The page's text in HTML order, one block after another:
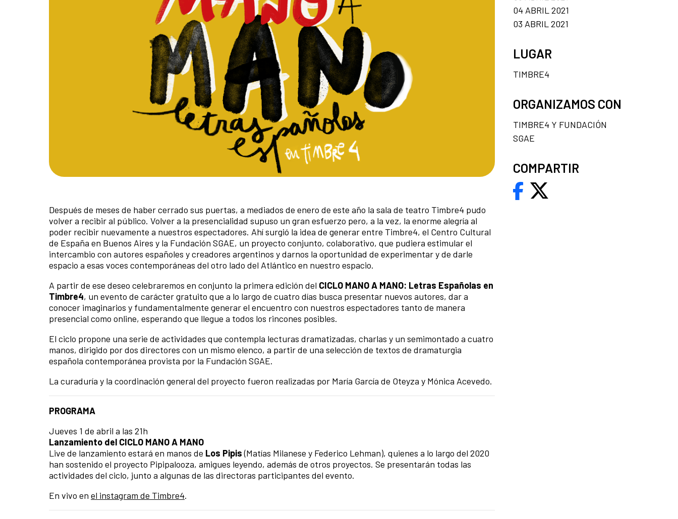
Después de meses de haber cerrado sus puertas, a mediados de enero de este año la sala de teatro Timbre4 pudo
volver a recibir al público. Volver a la presencialidad supuso un gran esfuerzo pero, a la vez, la enorme alegría al
poder recibir nuevamente a nuestros espectadores. Ahí surgió la idea de generar entre Timbre4, el Centro Cultural
de España en Buenos Aires y la Fundación SGAE, un proyecto conjunto, colaborativo, que pudiera estimular el
intercambio con autores españoles y creadores argentinos y darnos la oportunidad de experimentar y de darle
espacio a esas voces contemporáneas del otro lado del Atlántico en nuestro espacio.
A partir de ese deseo celebraremos en conjunto la primera edición del CICLO MANO A MANO: Letras Españolas en
Timbre4, un evento de carácter gratuito que a lo largo de cuatro días busca presentar nuevos autores, dar a
conocer imaginarios y fundamentalmente generar el encuentro con nuestros espectadores tanto de manera
presencial como online, esperando que llegue a todos los rincones posibles.
El ciclo propone una serie de actividades que contempla lecturas dramatizadas, charlas y un semimontado a cuatro
manos, dirigido por dos directores con un mismo elenco, a partir de una selección de textos de dramaturgia
española contemporánea provista por la Fundación SGAE.
La curaduría y la coordinación general del proyecto fueron realizadas por María García de Oteyza y Mónica Acevedo.
PROGRAMA
Jueves 1 de abril a las 21h
Lanzamiento del CICLO MANO A MANO
Live de lanzamiento estará en manos de Los Pipis(Matías Milanese y Federico Lehman), quienes a lo largo del 2020
han sostenido el proyecto Pipipalooza, amigues leyendo, además de otros proyectos. Se presentarán todas las
actividades del ciclo, junto a algunas de las directoras participantes del evento.
En vivo en el instagram de Timbre4.
04 ABRIL 2021
03 ABRIL 2021
LUGAR
TIMBRE4
ORGANIZAMOS CON
TIMBRE4 Y FUNDACIÓN
SGAE
COMPARTIR